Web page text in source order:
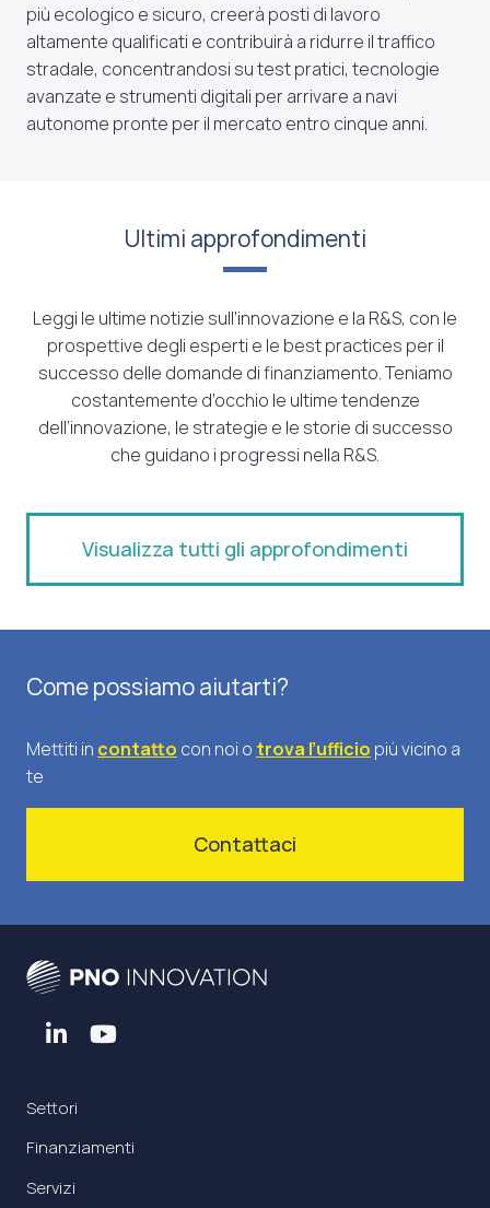
più ecologico e sicuro, creerà posti di lavoro
altamente qualificati e contribuirà a ridurre il traffico
stradale, concentrandosi su test pratici, tecnologie
avanzate e strumenti digitali per arrivare a navi
autonome pronte per il mercato entro cinque anni.
Ultimi approfondimenti
Leggi le ultime notizie sull’innovazione e la R&S, con le
prospettive degli esperti e le best practices per il
successo delle domande di finanziamento. Teniamo
costantemente d’occhio le ultime tendenze
dell’innovazione, le strategie e le storie di successo
che guidano i progressi nella R&S.
Visualizza tutti gli approfondimenti
Come possiamo aiutarti?
Mettiti in contatto con noi o trova l’ufficio più vicino a
te
Contattaci
Settori
Finanziamenti
Servizi